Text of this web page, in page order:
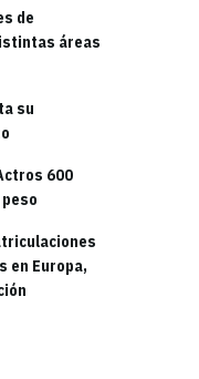
de
áreas
su
600
en Europa,